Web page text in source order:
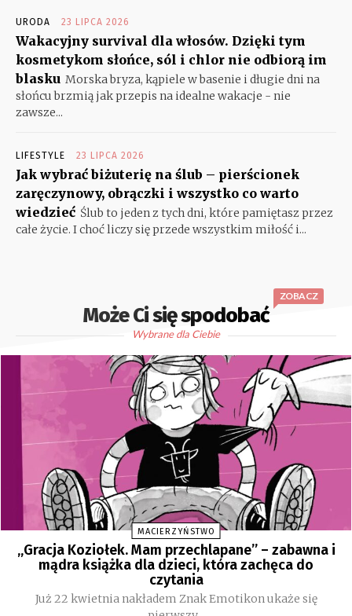
URODA 23 LIPCA 2026
Wakacyjny survival dla włosów. Dzięki tym
kosmetykom słońce, sól i chlor nie odbiorą im
blasku Morska bryza, kąpiele w basenie i długie dni na
słońcu brzmią jak przepis na idealne wakacje - nie
zawsze...
LIFESTYLE 23 LIPCA 2026
Jak wybrać biżuterię na ślub – pierścionek
zaręczynowy, obrączki i wszystko co warto
wiedzieć Ślub to jeden z tych dni, które pamiętasz przez
całe życie. I choć liczy się przede wszystkim miłość i...
Może Ci się spodobać
ZOBACZ
Wybrane dla Ciebie
MACIERZYŃSTWO
„Gracja Koziołek. Mam przechlapane” – zabawna i
mądra książka dla dzieci, która zachęca do
czytania
Już 22 kwietnia nakładem Znak Emotikon ukaże się